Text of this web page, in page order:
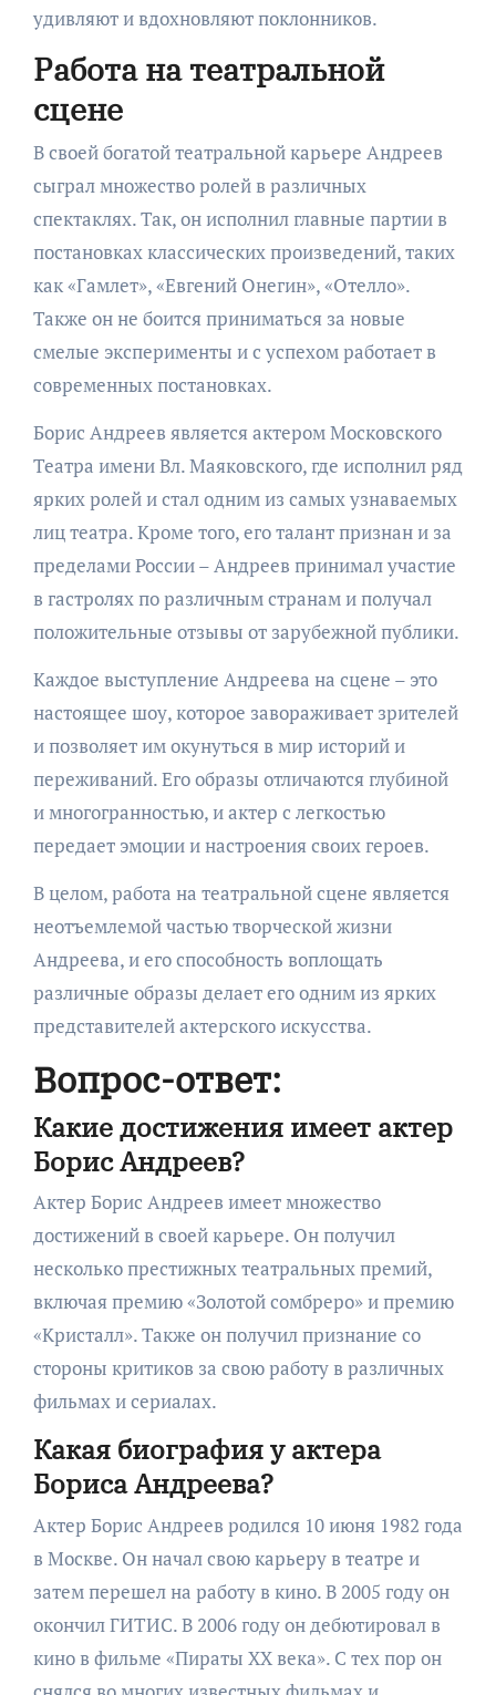
удивляют и вдохновляют поклонников.
Работа на театральной
сцене
В своей богатой театральной карьере Андреев
сыграл множество ролей в различных
спектаклях. Так, он исполнил главные партии в
постановках классических произведений, таких
как «Гамлет», «Евгений Онегин», «Отелло».
Также он не боится приниматься за новые
смелые эксперименты и с успехом работает в
современных постановках.
Борис Андреев является актером Московского
Театра имени Вл. Маяковского, где исполнил ряд
ярких ролей и стал одним из самых узнаваемых
лиц театра. Кроме того, его талант признан и за
пределами России – Андреев принимал участие
в гастролях по различным странам и получал
положительные отзывы от зарубежной публики.
Каждое выступление Андреева на сцене – это
настоящее шоу, которое завораживает зрителей
и позволяет им окунуться в мир историй и
переживаний. Его образы отличаются глубиной
и многогранностью, и актер с легкостью
передает эмоции и настроения своих героев.
В целом, работа на театральной сцене является
неотъемлемой частью творческой жизни
Андреева, и его способность воплощать
различные образы делает его одним из ярких
представителей актерского искусства.
Вопрос-ответ:
Какие достижения имеет актер
Борис Андреев?
Актер Борис Андреев имеет множество
достижений в своей карьере. Он получил
несколько престижных театральных премий,
включая премию «Золотой сомбреро» и премию
«Кристалл». Также он получил признание со
стороны критиков за свою работу в различных
фильмах и сериалах.
Какая биография у актера
Бориса Андреева?
Актер Борис Андреев родился 10 июня 1982 года
в Москве. Он начал свою карьеру в театре и
затем перешел на работу в кино. В 2005 году он
окончил ГИТИС. В 2006 году он дебютировал в
кино в фильме «Пираты XX века». С тех пор он